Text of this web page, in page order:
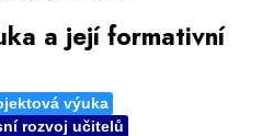
a její formativní
výuka
rozvoj učitelů